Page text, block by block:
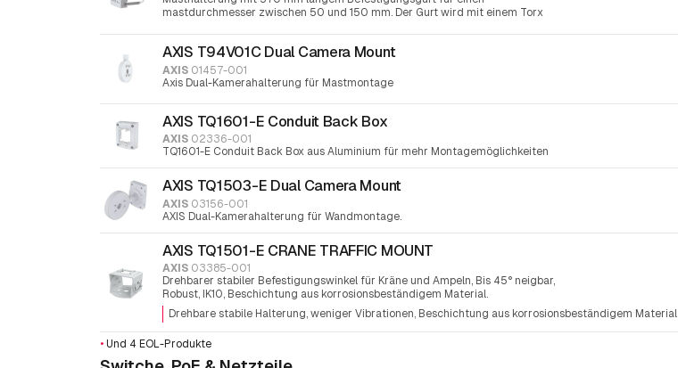
mastdurchmesser zwischen 50 und 150 mm. Der Gurt wird mit einem Torx
AXIS T94V01C Dual Camera Mount
AXIS 01457-001
Axis Dual-Kamerahalterung für Mastmontage
AXIS TQ1601-E Conduit Back Box
AXIS 02336-001
TQ1601-E Conduit Back Box aus Aluminium für mehr Montagemöglichkeiten
AXIS TQ1503-E Dual Camera Mount
AXIS 03156-001
AXIS Dual-Kamerahalterung für Wandmontage.
AXIS TQ1501-E CRANE TRAFFIC MOUNT
AXIS 03385-001
Drehbarer stabiler Befestigungswinkel für Kräne und Ampeln, Bis 45° neigbar,
Robust, IK10, Beschichtung aus korrosionsbeständigem Material.
Drehbare stabile Halterung, weniger Vibrationen Beschichtung aus korrosionsbeständigem Material
• Und 4 EOL-Produkte